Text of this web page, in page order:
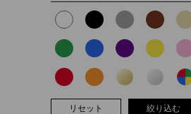
リセット 絞り込む